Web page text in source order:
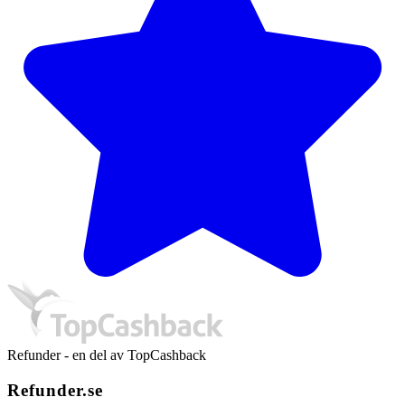
Refunder - en del av TopCashback
Refunder.se